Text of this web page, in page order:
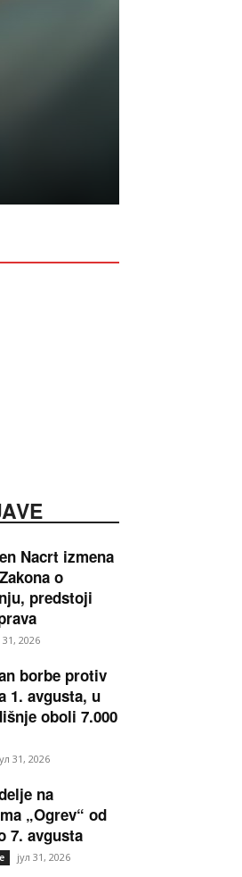
Nacrt izmena
o
predstoji
31, 2026
borbe protiv
1. avgusta, u
oboli 7.000
31, 2026
na
„Ogrev“ od
7. avgusta
јул 31, 2026